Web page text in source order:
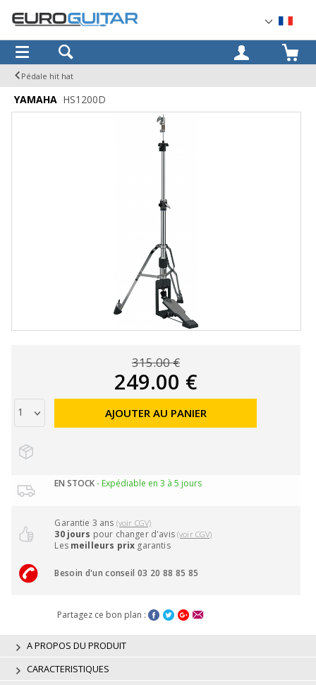
OK
Pédale hit hat
YAMAHA HS1200D
315.00 €
249.00 €
AJOUTER AU PANIER
EN STOCK- Expédiable en 3 à 5 jours
Garantie 3 ans (voir CGV)
30 jours pour changer d'avis(voir CGV)
Les meilleurs prix garantis
Besoin d'un conseil 03 20 88 85 85
Partagez ce bon plan :
A PROPOS DU PRODUIT
CARACTERISTIQUES